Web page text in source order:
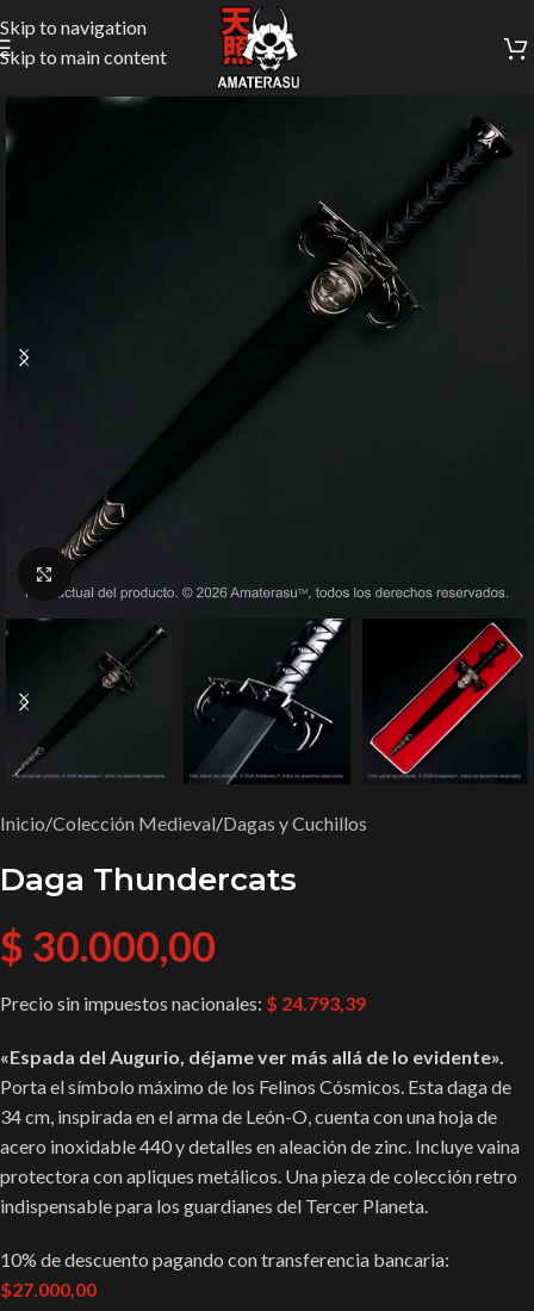
Skip to navigation
Skip to main content
Ampliar imagen
Inicio/Colección Medieval/Dagas y Cuchillos
Daga Thundercats
$ 30.000,00
Precio sin impuestos nacionales: $ 24.793,39
«Espada del Augurio, déjame ver más allá de lo evidente».
Porta el símbolo máximo de los Felinos Cósmicos. Esta daga de
34 cm, inspirada en el arma de León-O, cuenta con una hoja de
acero inoxidable 440 y detalles en aleación de zinc. Incluye vaina
protectora con apliques metálicos. Una pieza de colección retro
indispensable para los guardianes del Tercer Planeta.
10% de descuento pagando con transferencia bancaria:
$27.000,00